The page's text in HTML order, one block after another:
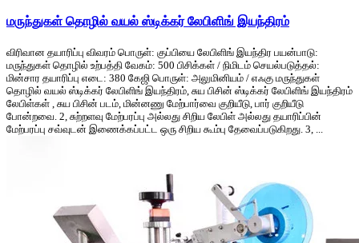
மருந்துகள் தொழில் வயல் ஸ்டிக்கர் லேபிளிங் இயந்திரம்
விரிவான தயாரிப்பு விவரம் பொருள்: குப்பியை லேபிளிங் இயந்திர பயன்பாடு:
மருந்துகள் தொழில் உற்பத்தி வேகம்: 500 பிசிக்கள் / நிமிடம் செயல்படுத்தல்:
மின்சார தயாரிப்பு எடை: 380 கேஜி பொருள்: அலுமினியம் / எஃகு மருந்துகள்
தொழில் வயல் ஸ்டிக்கர் லேபிளிங் இயந்திரம், சுய பிசின் ஸ்டிக்கர் லேபிளிங் இயந்திரம்
லேபிள்கள் , சுய பிசின் படம், மின்னணு மேற்பார்வை குறியீடு, பார் குறியீடு
போன்றவை. 2, சுற்றளவு மேற்பரப்பு அல்லது சிறிய லேபிள் அல்லது தயாரிப்பின்
மேற்பரப்பு சவ்வுடன் இணைக்கப்பட்ட ஒரு சிறிய கூம்பு தேவைப்படுகிறது. 3, ...